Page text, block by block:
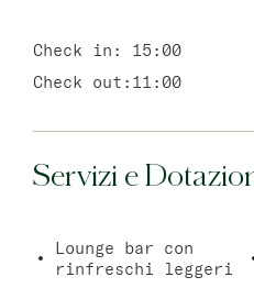
Check in:
15:00
Check out: 11:00
Servizi e
Lounge bar con
rinfreschi leggeri